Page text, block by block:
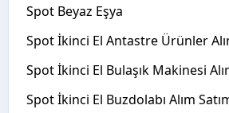
Spot Beyaz Eşya
Spot İkinci El Antastre Ürünler
Spot İkinci El Bulaşık Makinesi
Spot İkinci El Buzdolabı Alım